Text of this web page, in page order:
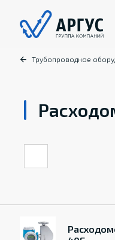
Трубопроводное